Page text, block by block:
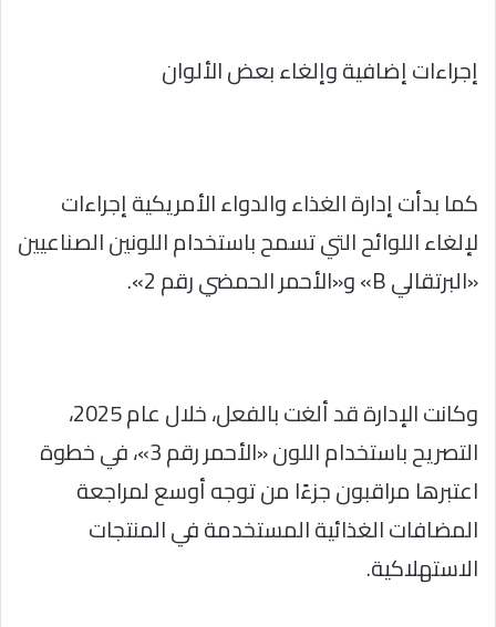
إجراءات إضافية وإلغاء بعض الألوان
كما بدأت إدارة الغذاء والدواء الأمريكية إجراءات
لإلغاء اللوائح التي تسمح باستخدام اللونين الصناعيين
«البرتقالي B» و«الأحمر الحمضي رقم 2».
وكانت الإدارة قد ألغت بالفعل، خلال عام 2025،
التصريح باستخدام اللون «الأحمر رقم 3»، في خطوة
اعتبرها مراقبون جزءًا من توجه أوسع لمراجعة
المضافات الغذائية المستخدمة في المنتجات
الاستهلاكية.